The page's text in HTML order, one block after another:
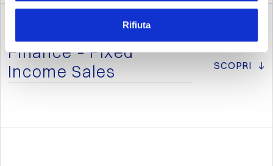
Rifiuta
Finance – Fixed
Income Sales
SCOPRI